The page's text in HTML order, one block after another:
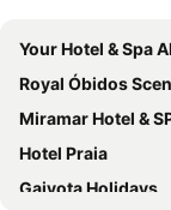
Your Hotel & Spa
Royal Óbidos
Miramar Hotel &
Hotel Praia
Gaivota Holidays